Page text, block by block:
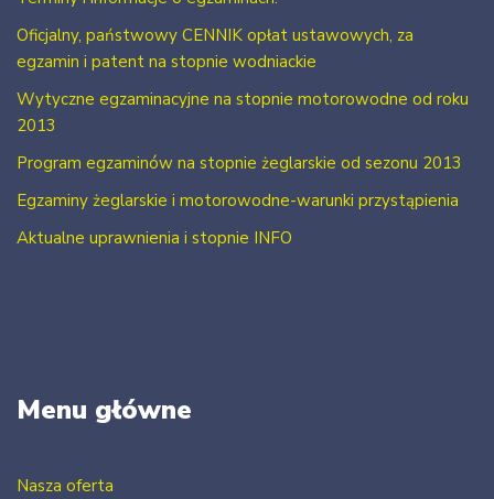
Oficjalny, państwowy CENNIK opłat ustawowych, za
egzamin i patent na stopnie wodniackie
Wytyczne egzaminacyjne na stopnie motorowodne od roku
2013
Program egzaminów na stopnie żeglarskie od sezonu 2013
Egzaminy żeglarskie i motorowodne-warunki przystąpienia
Aktualne uprawnienia i stopnie INFO
Menu główne
Nasza oferta